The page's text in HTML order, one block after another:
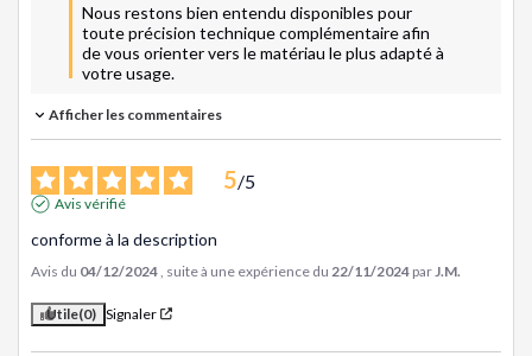
Nous restons bien entendu disponibles pour
toute précision technique complémentaire afin
de vous orienter vers le matériau le plus adapté à
votre usage.
Afficher les commentaires
5/5
Avis vérifié
conforme à la description
Avis du 04/12/2024 , suite à une expérience du 22/11/2024 par J.M.
Utile(0) Signaler